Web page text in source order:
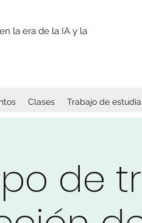
la era de la IA y la
Clases Trabajo de
de